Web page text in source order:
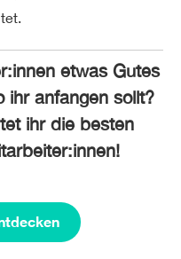
etwas Gutes
ihr anfangen sollt?
ihr die besten